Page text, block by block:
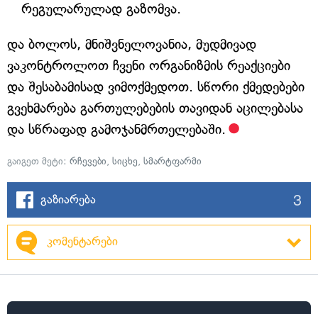
რეგულარულად გაზომვა.
და ბოლოს, მნიშვნელოვანია, მუდმივად
ვაკონტროლოთ ჩვენი ორგანიზმის რეაქციები
და შესაბამისად ვიმოქმედოთ. სწორი ქმედებები
გვეხმარება გართულებების თავიდან აცილებასა
და სწრაფად გამოჯანმრთელებაში.
გაიგეთ მეტი: რჩევები, სიცხე, სმარტფარმი
გაზიარება 3
კომენტარები